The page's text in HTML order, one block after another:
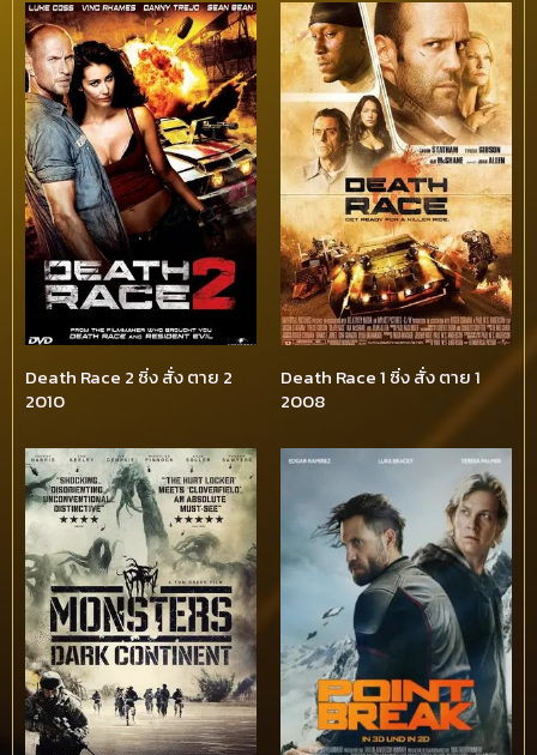
Death Race 2 ซิ่ง สั่ง ตาย 2
2010
Death Race 1 ซิ่ง สั่ง ตาย 1
2008